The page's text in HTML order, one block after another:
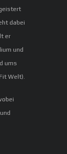
dabei
er
und
ums
Welt).